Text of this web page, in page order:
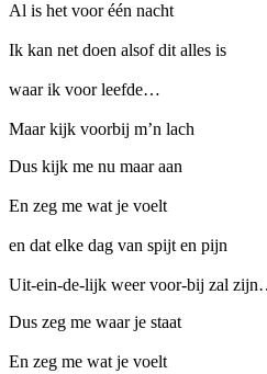
Al is het voor één nacht
Ik kan net doen alsof dit alles is
waar ik voor leefde…
Maar kijk voorbij m’n lach
Dus kijk me nu maar aan
En zeg me wat je voelt
en dat elke dag van spijt en pijn
Uit-ein-de-lijk weer voor-bij zal
Dus zeg me waar je staat
En zeg me wat je voelt